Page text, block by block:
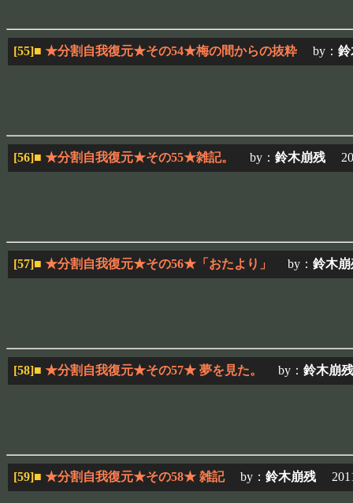
[55]■ ★分割自我復元★その54★梅の間からの抜粋 by： 鈴
[56]■ ★分割自我復元★その55★雑記。 by： 鈴木崩残
[57]■ ★分割自我復元★その56★「おたより」 by： 鈴木崩
[58]■ ★分割自我復元★その57★ 夢を見た。 by： 鈴木崩残
[59]■ ★分割自我復元★その58★ 雑記by： 鈴木崩残